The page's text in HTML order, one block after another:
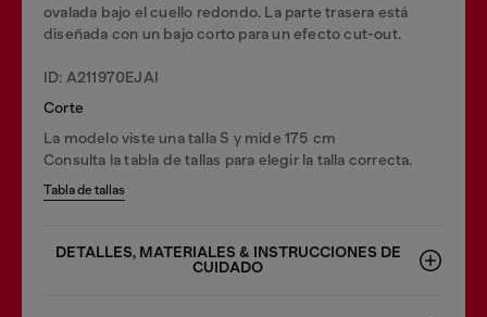
ovalada bajo el cuello redondo. La parte trasera está
diseñada con un bajo corto para un efecto cut-out.
ID: A211970EJAI
Corte
La modelo viste una talla S y mide 175 cm
Consulta la tabla de tallas para elegir la talla correcta.
Tabla de tallas
DETALLES, MATERIALES & INSTRUCCIONES DE
CUIDADO